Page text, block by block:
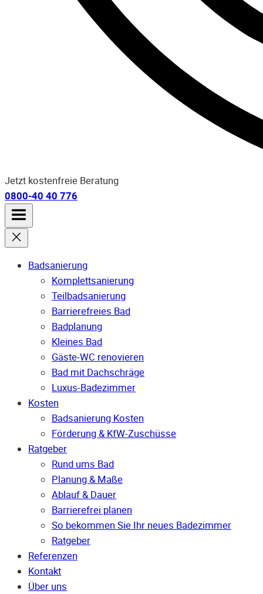
Jetzt kostenfreie Beratung
0800-40 40 776
Badsanierung
Komplettsanierung
Teilbadsanierung
Barrierefreies Bad
Badplanung
Kleines Bad
Gäste-WC renovieren
Bad mit Dachschräge
Luxus-Badezimmer
Kosten
Badsanierung Kosten
Förderung & KfW-Zuschüsse
Ratgeber
Rund ums Bad
Planung & Maße
Ablauf & Dauer
Barrierefrei planen
So bekommen Sie Ihr neues Badezimmer
Ratgeber
Referenzen
Kontakt
Über uns